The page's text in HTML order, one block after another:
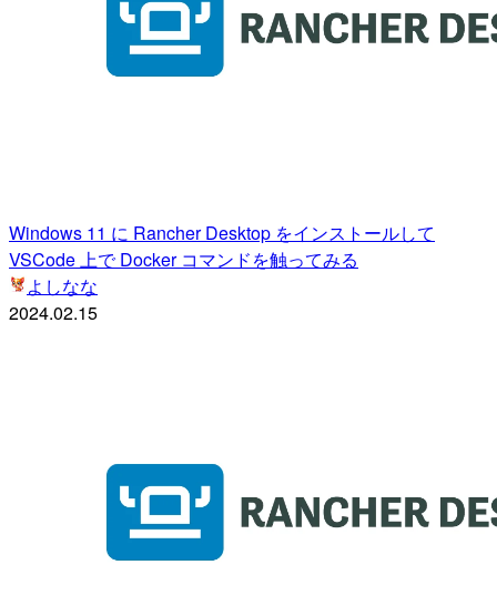
Windows 11 に Rancher Desktop をインストールして
VSCode 上で Docker コマンドを触ってみる
よしなな
2024.02.15